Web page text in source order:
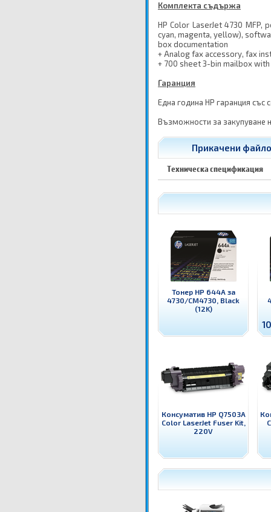
Комплекта съдържа
HP Color LaserJet 4730
cyan, magenta, yellow),
box documentation
+ Analog fax accessory, fax
+ 700 sheet 3-bin mailbox
Гаранция
Една година HP гаранция
Възможности за закупуване
Прикачени
Техническа спецификация
Тонер HP 644A за
4730/CM4730, Black
(12K)
Консуматив HP Q7503A
Color LaserJet Fuser Kit,
220V